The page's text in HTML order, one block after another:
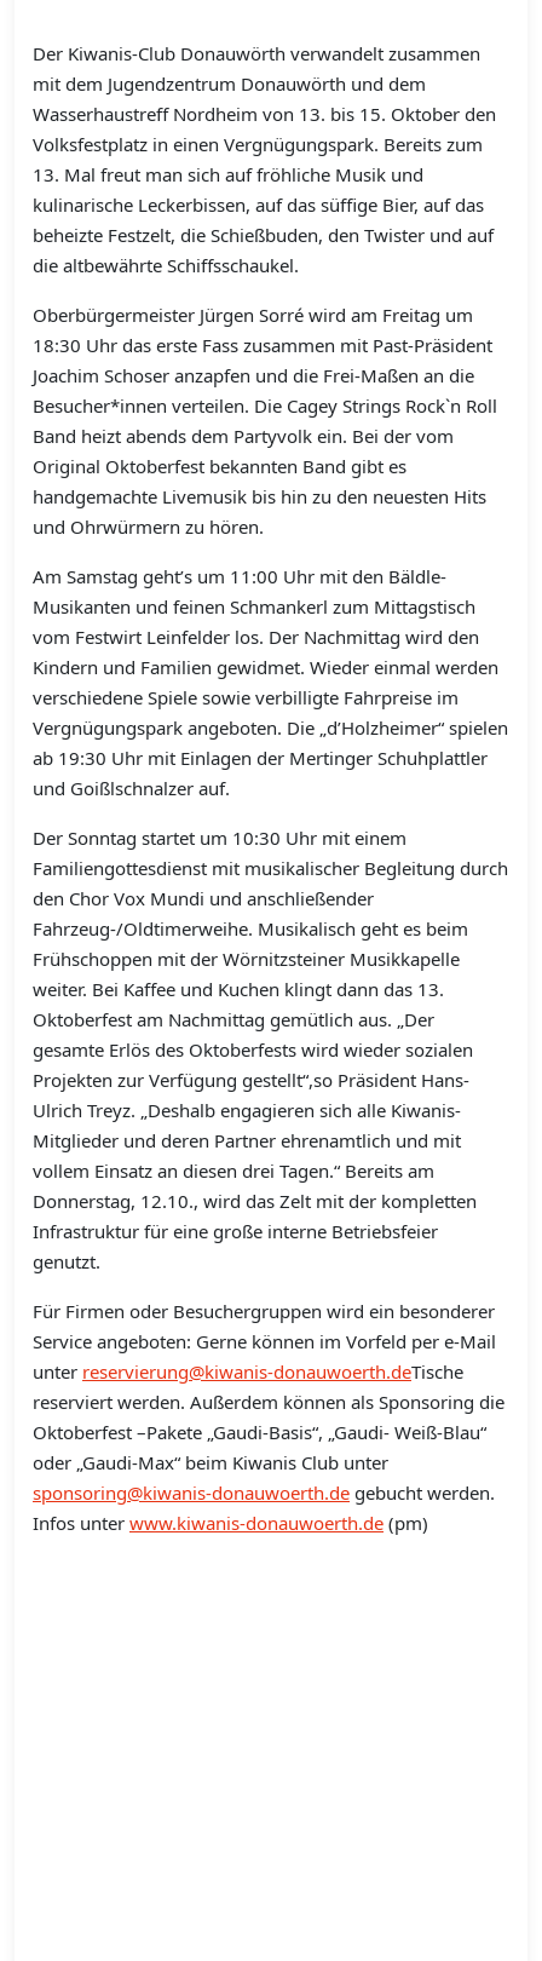
Der Kiwanis-Club Donauwörth verwandelt zusammen
mit dem Jugendzentrum Donauwörth und dem
Wasserhaustreff Nordheim von 13. bis 15. Oktober den
Volksfestplatz in einen Vergnügungspark. Bereits zum
13. Mal freut man sich auf fröhliche Musik und
kulinarische Leckerbissen, auf das süffige Bier, auf das
beheizte Festzelt, die Schießbuden, den Twister und auf
die altbewährte Schiffsschaukel.
Oberbürgermeister Jürgen Sorré wird am Freitag um
18:30 Uhr das erste Fass zusammen mit Past-Präsident
Joachim Schoser anzapfen und die Frei-Maßen an die
Besucher*innen verteilen. Die Cagey Strings Rock`n Roll
Band heizt abends dem Partyvolk ein. Bei der vom
Original Oktoberfest bekannten Band gibt es
handgemachte Livemusik bis hin zu den neuesten Hits
und Ohrwürmern zu hören.
Am Samstag geht’s um 11:00 Uhr mit den Bäldle-
Musikanten und feinen Schmankerl zum Mittagstisch
vom Festwirt Leinfelder los. Der Nachmittag wird den
Kindern und Familien gewidmet. Wieder einmal werden
verschiedene Spiele sowie verbilligte Fahrpreise im
Vergnügungspark angeboten. Die „d’Holzheimer“ spielen
ab 19:30 Uhr mit Einlagen der Mertinger Schuhplattler
und Goißlschnalzer auf.
Der Sonntag startet um 10:30 Uhr mit einem
Familiengottesdienst mit musikalischer Begleitung durch
den Chor Vox Mundi und anschließender
Fahrzeug-/Oldtimerweihe. Musikalisch geht es beim
Frühschoppen mit der Wörnitzsteiner Musikkapelle
weiter. Bei Kaffee und Kuchen klingt dann das 13.
Oktoberfest am Nachmittag gemütlich aus. „Der
gesamte Erlös des Oktoberfests wird wieder sozialen
Projekten zur Verfügung gestellt“,so Präsident Hans-
Ulrich Treyz. „Deshalb engagieren sich alle Kiwanis-
Mitglieder und deren Partner ehrenamtlich und mit
vollem Einsatz an diesen drei Tagen.“ Bereits am
Donnerstag, 12.10., wird das Zelt mit der kompletten
Infrastruktur für eine große interne Betriebsfeier
genutzt.
Für Firmen oder Besuchergruppen wird ein besonderer
Service angeboten: Gerne können im Vorfeld per e-Mail
unter reservierung@kiwanis-donauwoerth.deTische
reserviert werden. Außerdem können als Sponsoring die
Oktoberfest –Pakete „Gaudi-Basis“, „Gaudi- Weiß-Blau“
oder „Gaudi-Max“ beim Kiwanis Club unter
sponsoring@kiwanis-donauwoerth.de gebucht werden.
Infos unter www.kiwanis-donauwoerth.de (pm)